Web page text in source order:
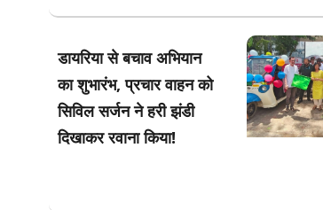
डायरिया से बचाव अभियान
का शुभारंभ, प्रचार वाहन को
सिविल सर्जन ने हरी झंडी
दिखाकर रवाना किया!